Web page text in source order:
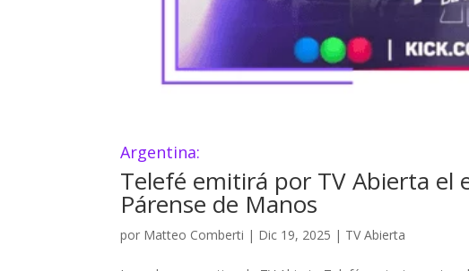
Argentina:
Telefé emitirá por TV Abierta el
Párense de Manos
por Matteo Comberti | Dic 19, 2025 | TV Abierta